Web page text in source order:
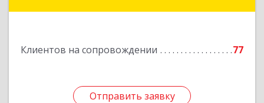
Клиентов на сопровождении 77
Отправить заявку
Подробнее
Отправить заявку